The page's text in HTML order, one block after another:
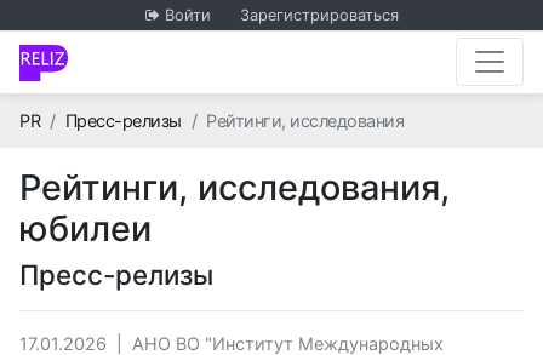
Войти Зарегистрироваться
PRГлавная
Пресс-релизы Рейтинги, исследования
Рейтинги, исследования,
юбилеи
Пресс-релизы
17.01.2026
АНО ВО "Институт Международных